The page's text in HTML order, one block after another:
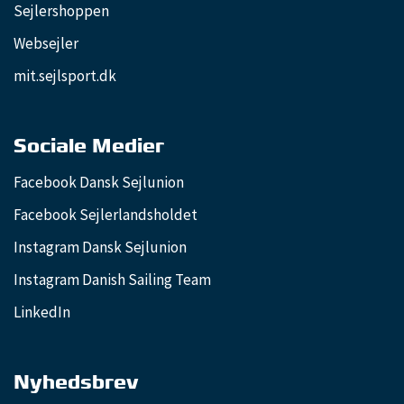
Sejlershoppen
Websejler
mit.sejlsport.dk
Sociale Medier
Facebook Dansk Sejlunion
Facebook Sejlerlandsholdet
Instagram Dansk Sejlunion
Instagram Danish Sailing Team
LinkedIn
Nyhedsbrev